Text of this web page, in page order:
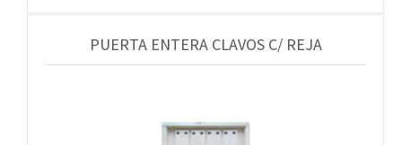
PUERTA ENTERA CLAVOS C/ REJA